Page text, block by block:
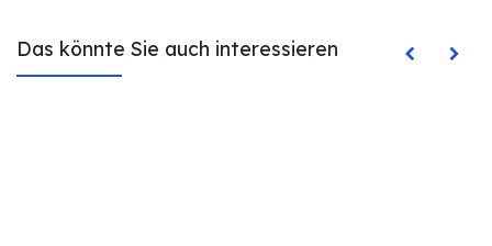
Das könnte Sie auch interessieren